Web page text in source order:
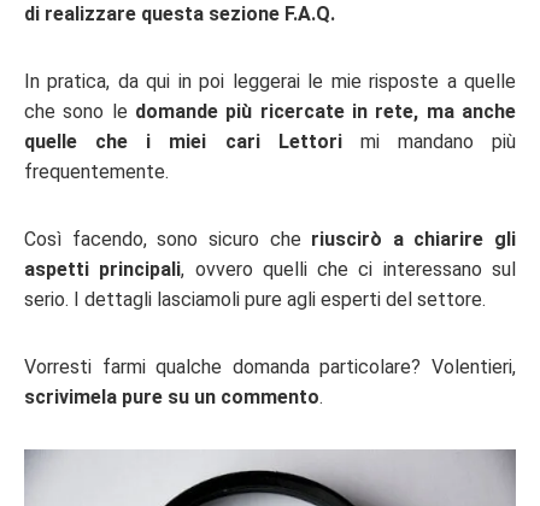
di realizzare questa sezione F.A.Q.
In pratica, da qui in poi leggerai le mie risposte a quelle
che sono le domande più ricercate in rete, ma anche
quelle che i miei cari Lettorimi mandano più
frequentemente.
Così facendo, sono sicuro che riuscirò a chiarire gli
aspetti principali, ovvero quelli che ci interessano sul
serio. I dettagli lasciamoli pure agli esperti del settore.
Vorresti farmi qualche domanda particolare? Volentieri,
scrivimela pure su un commento.